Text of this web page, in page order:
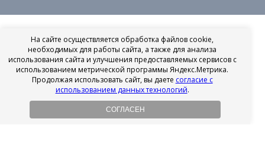
На сайте осуществляется обработка файлов cookie,
необходимых для работы сайта, а также для анализа
использования сайта и улучшения предоставляемых сервисов с
использованием метрической программы Яндекс.Метрика.
Продолжая использовать сайт, вы даете согласие с
использованием данных технологий.
СОГЛАСЕН